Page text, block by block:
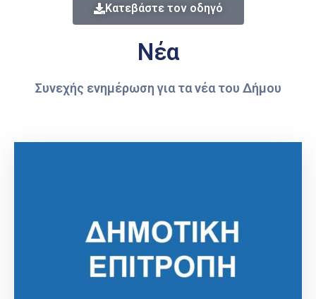
Κατεβάστε τον οδηγό
Νέα
Συνεχής ενημέρωση για τα νέα του Δήμου